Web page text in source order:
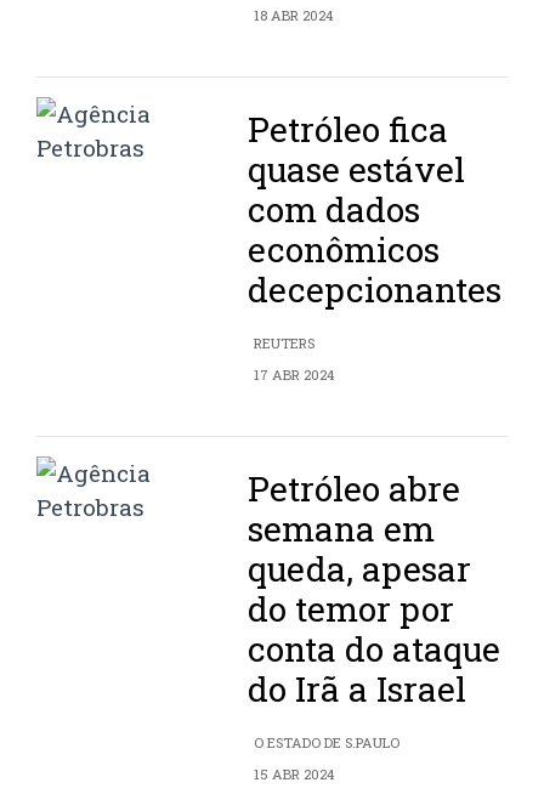
18 ABR 2024
Petróleo fica
quase estável
com dados
econômicos
decepcionantes
REUTERS
17 ABR 2024
Petróleo abre
semana em
queda, apesar
do temor por
conta do ataque
do Irã a Israel
O ESTADO DE S.PAULO
15 ABR 2024